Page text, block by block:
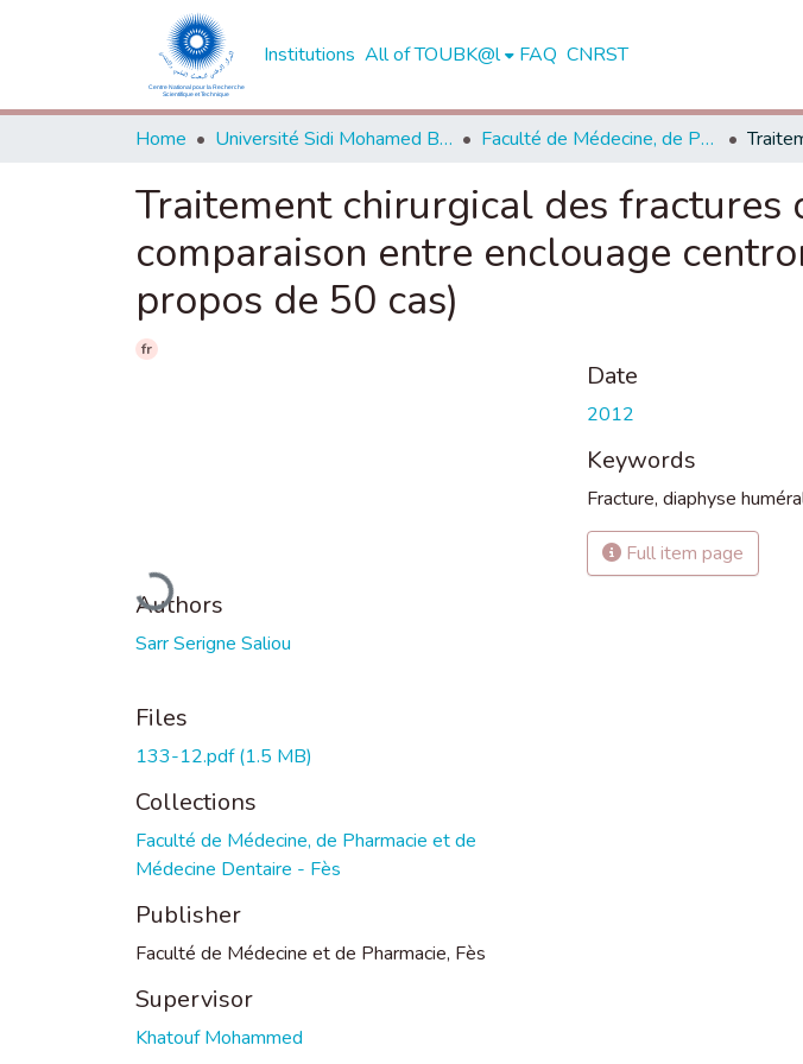
Institutions All of TOUBK@l FAQ CNRST
Home Université Sidi Mohamed Ben Abdellah de Fès Faculté de Médecine, de Pharmacie et de Médecine Dentaire - Fès
Traitement chirurgical des fractures
comparaison entre enclouage
propos de 50 cas)
fr
Loading...
Authors
Sarr Serigne Saliou
Files
133-12.pdf(1.5 MB)
Collections
Faculté de Médecine, de Pharmacie et de
Médecine Dentaire - Fès
Publisher
Faculté de Médecine et de Pharmacie, Fès
Supervisor
Khatouf Mohammed
Date
2012
Keywords
Fracture, diaphyse
Full item page